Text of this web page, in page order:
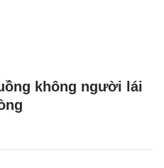
không người lái